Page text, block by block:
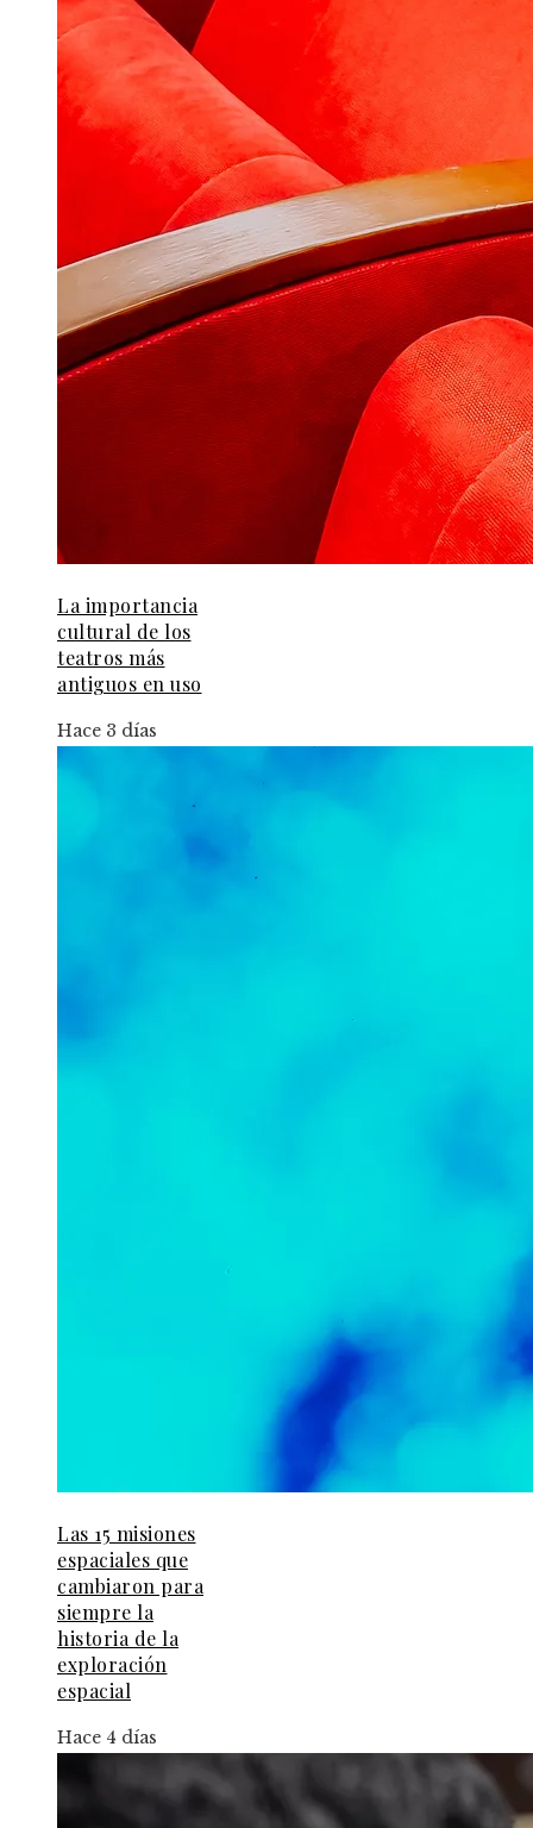
La importancia
cultural de los
teatros más
antiguos en uso
Hace 3 días
Las 15 misiones
espaciales que
cambiaron para
siempre la
historia de la
exploración
espacial
Hace 4 días